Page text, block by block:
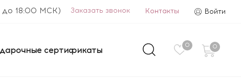
Войти
Контакты
до 18:00 МСК) Заказать звонок
0 0
сертификаты